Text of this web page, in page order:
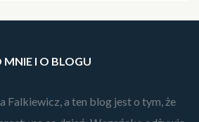
MNIE I O BLOGU
Falkiewicz, a ten blog jest o tym, że